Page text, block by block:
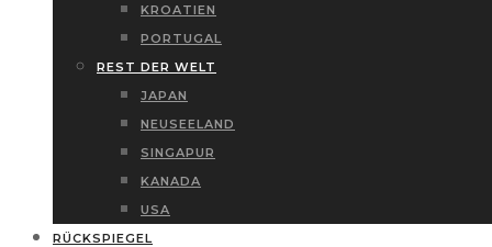
KROATIEN
PORTUGAL
REST DER WELT
JAPAN
NEUSEELAND
SINGAPUR
KANADA
USA
RÜCKSPIEGEL